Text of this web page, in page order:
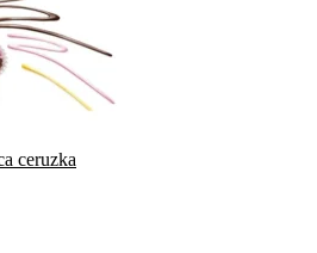
ceruzka